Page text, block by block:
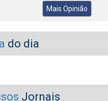
Mais Opinião
do dia
Jornais